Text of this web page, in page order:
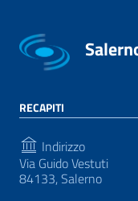
RECAPITI
Indirizzo
Via Guido Vestuti
84133, Salerno